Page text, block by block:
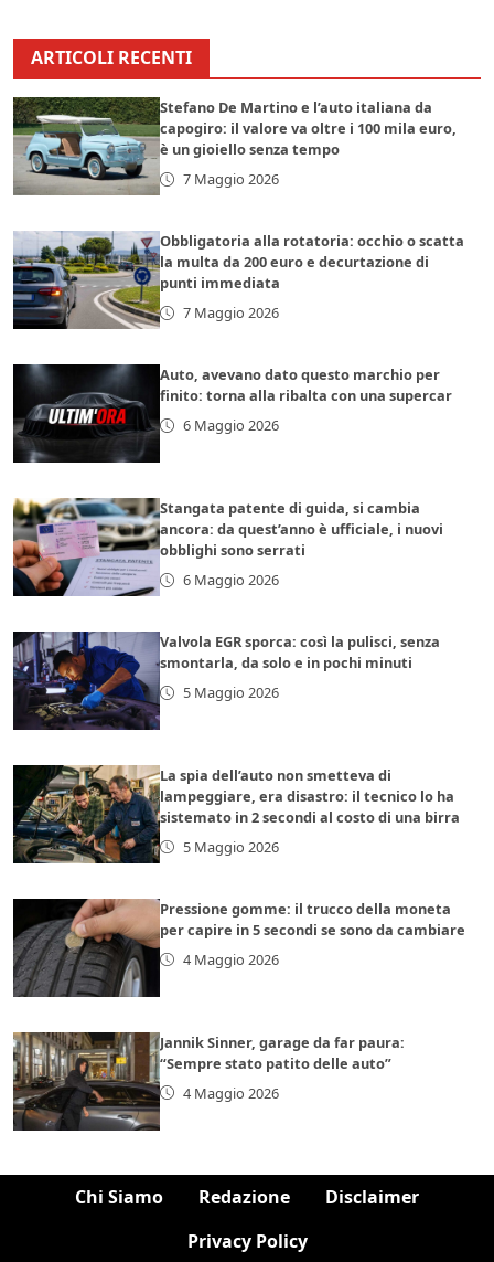
ARTICOLI RECENTI
Stefano De Martino e l’auto italiana da
capogiro: il valore va oltre i 100 mila euro,
è un gioiello senza tempo
7 Maggio 2026
Obbligatoria alla rotatoria: occhio o scatta
la multa da 200 euro e decurtazione di
punti immediata
7 Maggio 2026
Auto, avevano dato questo marchio per
finito: torna alla ribalta con una supercar
6 Maggio 2026
Stangata patente di guida, si cambia
ancora: da quest’anno è ufficiale, i nuovi
obblighi sono serrati
6 Maggio 2026
Valvola EGR sporca: così la pulisci, senza
smontarla, da solo e in pochi minuti
5 Maggio 2026
La spia dell’auto non smetteva di
lampeggiare, era disastro: il tecnico lo ha
sistemato in 2 secondi al costo di una birra
5 Maggio 2026
Pressione gomme: il trucco della moneta
per capire in 5 secondi se sono da cambiare
4 Maggio 2026
Jannik Sinner, garage da far paura:
“Sempre stato patito delle auto”
4 Maggio 2026
Chi Siamo Redazione
Disclaimer
Privacy Policy